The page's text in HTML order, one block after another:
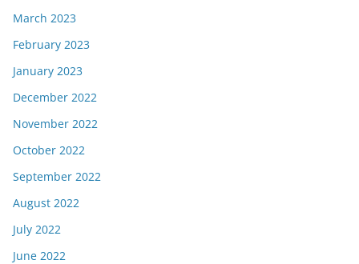
March 2023
February 2023
January 2023
December 2022
November 2022
October 2022
September 2022
August 2022
July 2022
June 2022